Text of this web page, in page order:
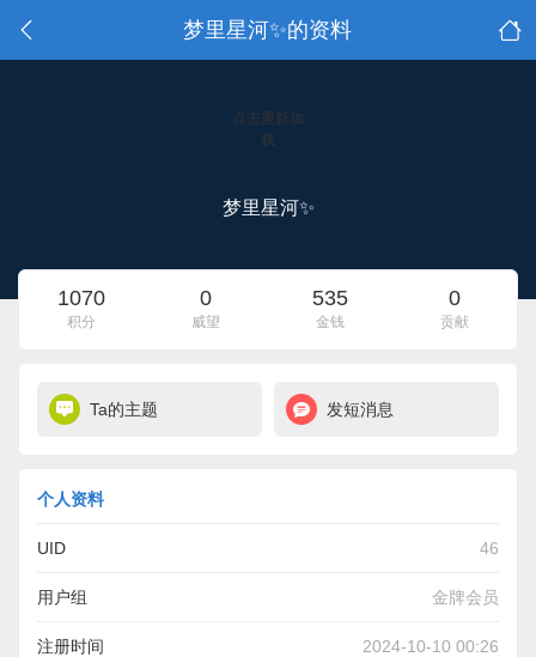
梦里星河✨的资料
点击重新加
载
梦里星河✨
1070
积分
0
威望
535
金钱
0
贡献
Ta的主题 发短消息
个人资料
UID 46
用户组 金牌会员
注册时间 2024-10-10 00:26